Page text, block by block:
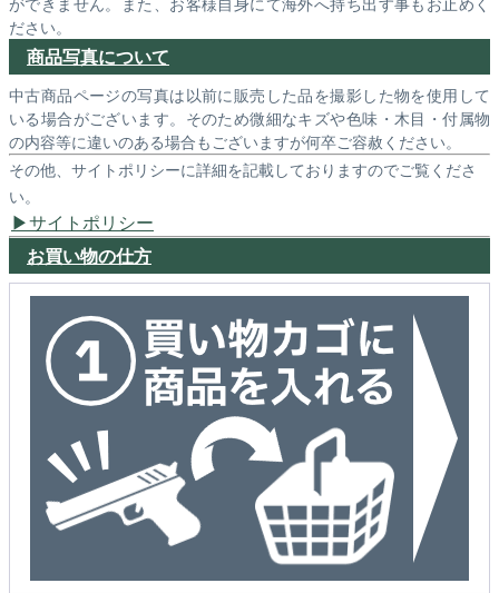
ださい。
商品写真について
中古商品ページの写真は以前に販売した品を撮影した物を使用して
いる場合がございます。そのため微細なキズや色味・木目・付属物
の内容等に違いのある場合もございますが何卒ご容赦ください。
その他、サイトポリシーに詳細を記載しておりますのでご覧くださ
い。
サイトポリシー
お買い物の仕方